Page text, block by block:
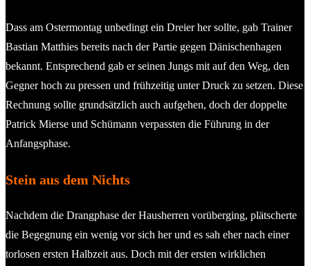
Dass am Ostermontag unbedingt ein Dreier her sollte, gab Trainer
Bastian Matthies bereits nach der Partie gegen Dänischenhagen
bekannt. Entsprechend gab er seinen Jungs mit auf den Weg, den
Gegner hoch zu pressen und frühzeitig unter Druck zu setzen. Diese
Rechnung sollte grundsätzlich auch aufgehen, doch der doppelte
Patrick Mierse und Schümann verpassten die Führung in der
Anfangsphase.
Stein aus dem Nichts
Nachdem die Drangphase der Hausherren vorüberging, plätscherte
die Begegnung ein wenig vor sich her und es sah eher nach einer
torlosen ersten Halbzeit aus. Doch mit der ersten wirklichen